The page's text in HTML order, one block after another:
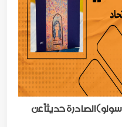
حديثاً عن